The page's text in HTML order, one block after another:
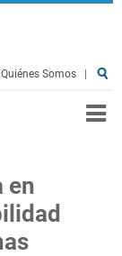
Quiénes Somos
en